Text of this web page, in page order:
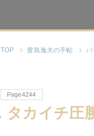
TOP 豊島逸夫の手帖 バ
Page4244
タカイチ圧